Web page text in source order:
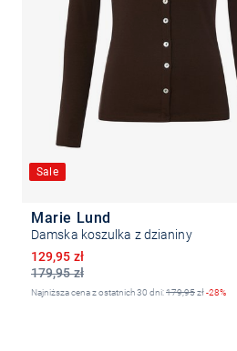
Sale
Marie Lund
Damska koszulka z dzianiny
179,95 zł
Obniżona cena
129,95 zł
Najniższa cena z ostatnich 30 dni:179,95zł-28%